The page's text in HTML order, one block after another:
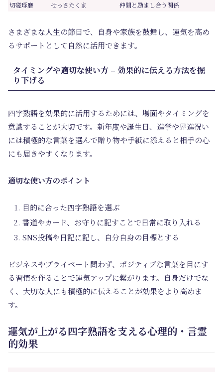
切磋琢磨
せっさたくま 仲間と励まし合う関係
さまざまな人生の節目で、自身や家族を鼓舞し、運気を高め
るサポートとして自然に活用できます。
タイミングや適切な使い方 – 効果的に伝える方法を掘
り下げる
四字熟語を効果的に活用するためには、場面やタイミングを
意識することが大切です。新年度や誕生日、進学や昇進祝い
には積極的な言葉を選んで贈り物や手紙に添えると相手の心
にも届きやすくなります。
適切な使い方のポイント
目的に合った四字熟語を選ぶ
書道やカード、お守りに記すことで日常に取り入れる
SNS投稿や日記に記し、自分自身の目標とする
ビジネスやプライベート問わず、ポジティブな言葉を目にす
る習慣を作ることで運気アップに繋がります。自身だけでな
く、大切な人にも積極的に伝えることが効果をより高めま
す。
運気が上がる四字熟語を支える心理的・言霊
的効果